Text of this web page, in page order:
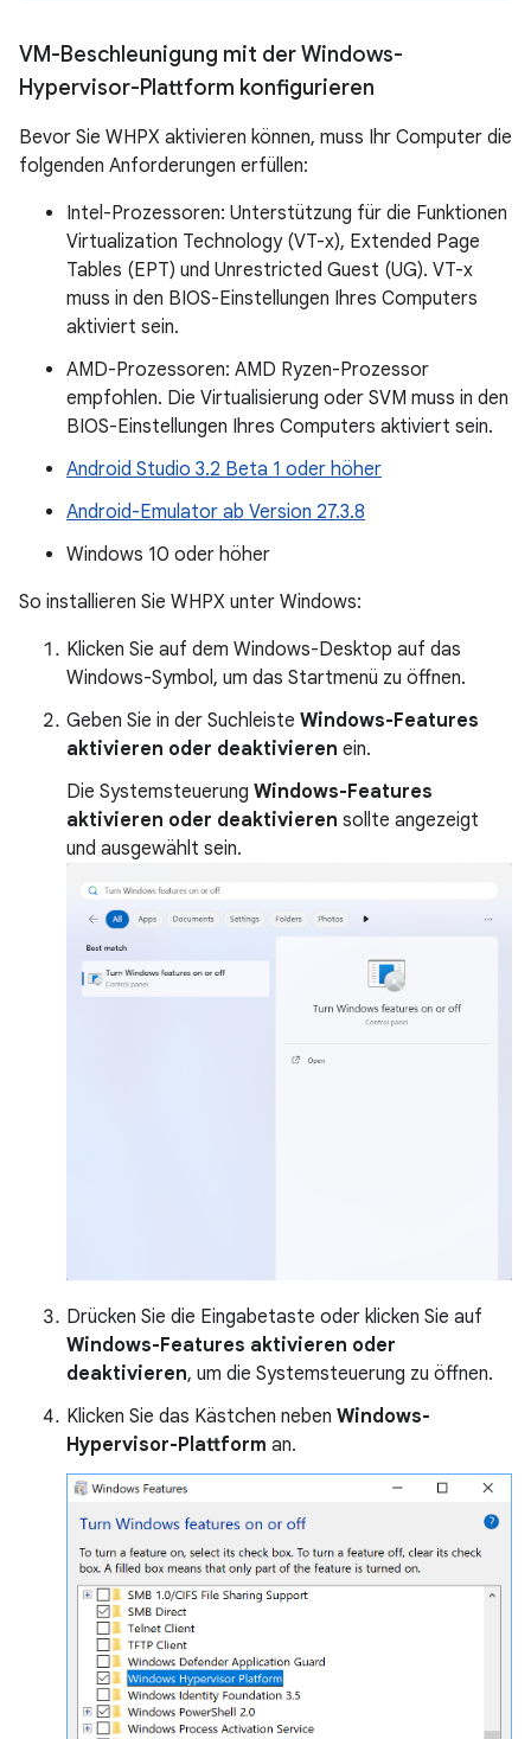
VM-Beschleunigung mit der Windows-
Hypervisor-Plattform konfigurieren
Bevor Sie WHPX aktivieren können, muss Ihr Computer die
folgenden Anforderungen erfüllen:
Intel-Prozessoren: Unterstützung für die Funktionen
Virtualization Technology (VT-x), Extended Page
Tables (EPT) und Unrestricted Guest (UG). VT-x
muss in den BIOS-Einstellungen Ihres Computers
aktiviert sein.
AMD-Prozessoren: AMD Ryzen-Prozessor
empfohlen. Die Virtualisierung oder SVM muss in den
BIOS-Einstellungen Ihres Computers aktiviert sein.
Android Studio 3.2 Beta 1 oder höher
Android-Emulator ab Version 27.3.8
Windows 10 oder höher
So installieren Sie WHPX unter Windows:
Klicken Sie auf dem Windows-Desktop auf das
Windows-Symbol, um das Startmenü zu öffnen.
Geben Sie in der Suchleiste Windows-Features
aktivieren oder deaktivieren ein.
Die Systemsteuerung Windows-Features
aktivieren oder deaktivieren sollte angezeigt
und ausgewählt sein.
Drücken Sie die Eingabetaste oder klicken Sie auf
Windows-Features aktivieren oder
deaktivieren, um die Systemsteuerung zu öffnen.
Klicken Sie das Kästchen neben Windows-
Hypervisor-Plattform an.